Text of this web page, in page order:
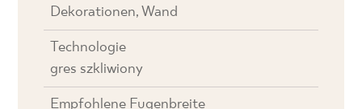
Dekorationen, Wand
Technologie
gres szkliwiony
Empfohlene Fugenbreite